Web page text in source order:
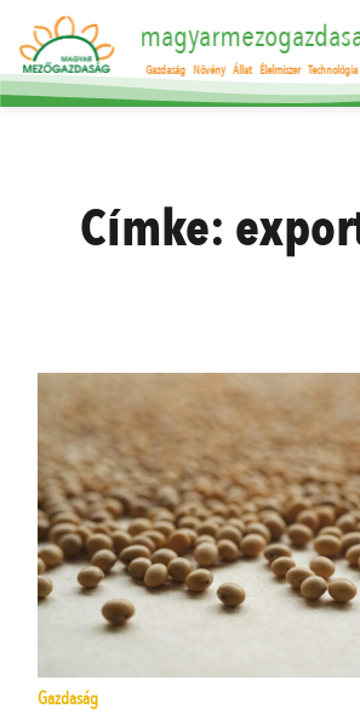
Gazdaság Növény Állat Élelmiszer Technológia
Címke:
Gazdaság